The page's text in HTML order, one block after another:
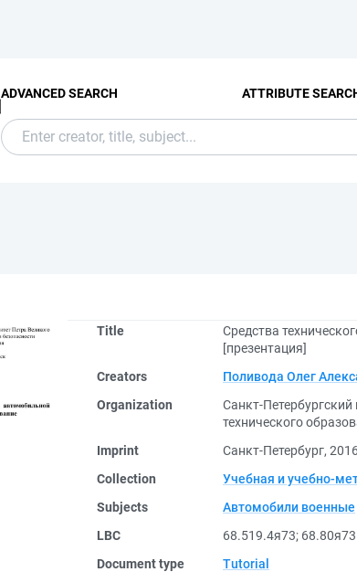
ADVANCED SEARCH ATTRIBUTE
Title
Средства
[презентация]
Creators
Поливода Олег
Organization
Санкт-Петербургский
технического
Imprint
Санкт-Петербург,
Collection
Учебная и учебно-
Subjects
Автомобили военные
LBC
68.519.4я73; 68.80я73
Document type
Tutorial